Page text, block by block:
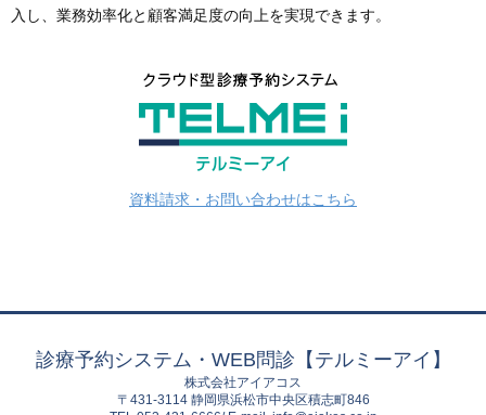
入し、業務効率化と顧客満足度の向上を実現できます。
資料請求・お問い合わせはこちら
診療予約システム・WEB問診【テルミーアイ】
株式会社アイアコス
〒431-3114 静岡県浜松市中央区積志町846